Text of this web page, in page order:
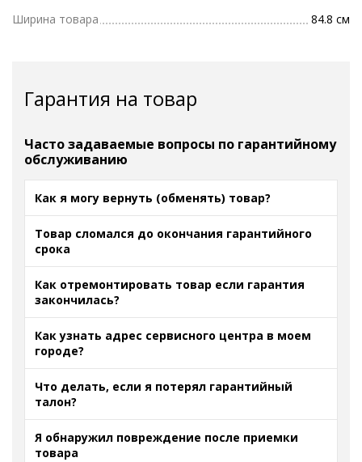
Ширина товара
84.8 см
Гарантия на товар
Часто задаваемые вопросы по гарантийному
обслуживанию
Как я могу вернуть (обменять) товар?
Товар сломался до окончания гарантийного
срока
Как отремонтировать товар если гарантия
закончилась?
Как узнать адрес сервисного центра в моем
городе?
Что делать, если я потерял гарантийный
талон?
Я обнаружил повреждение после приемки
товара